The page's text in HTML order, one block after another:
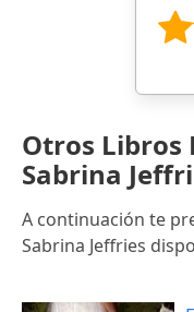
Otros Libros
Sabrina
A continuación te
Sabrina Jeffries